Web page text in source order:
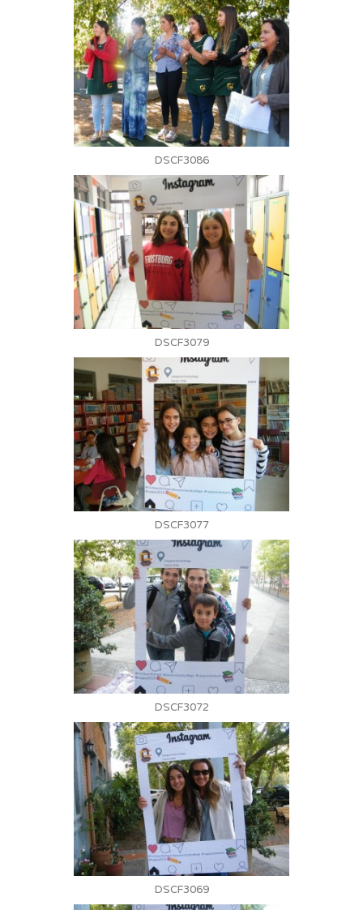
DSCF3086
DSCF3079
DSCF3077
DSCF3072
DSCF3069